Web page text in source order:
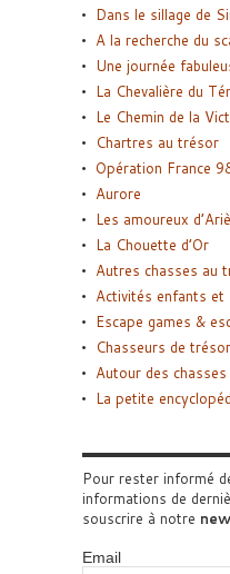
Dans le sillage de
A la recherche du
Une journée
La Chevalière du
Le Chemin de la
Chartres au trésor
Opération France
Aurore
Les amoureux
La Chouette d’Or
Autres chasses au
Activités enfants et
Escape games &
Chasseurs de
Autour des
La petite
Pour rester informé
informations de
souscrire à notre
Email